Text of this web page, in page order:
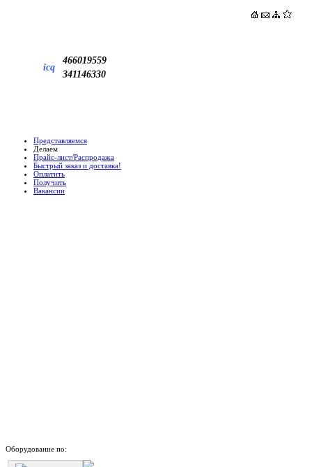
icq
466019559
341146330
Представляемся
Делаем
Прайс-лист/Распродажа
Быстрый заказ и доставка!
Оплатить
Получить
Вакансии
Оборудование по: